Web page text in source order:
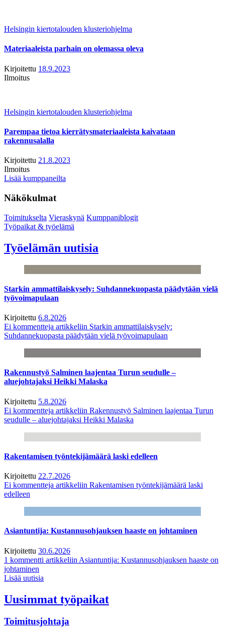
Helsingin kiertotalouden klusteriohjelma
Materiaaleista parhain on olemassa oleva
Kirjoitettu 18.9.2023
Ilmoitus
Helsingin kiertotalouden klusteriohjelma
Parempaa tietoa kierrätysmateriaaleista kaivataan
rakennusalalla
Kirjoitettu 21.8.2023
Ilmoitus
Lisää kumppaneilta
Näkökulmat
Toimitukselta Vieraskynä Kumppaniblogit
Työpaikat & työelämä
Työelämän uutisia
Starkin ammattilaiskysely: Suhdannekuopasta päädytään vielä
työvoimapulaan
Kirjoitettu 6.8.2026
Ei kommentteja artikkeliin Starkin ammattilaiskysely:
Suhdannekuopasta päädytään vielä työvoimapulaan
Rakennustyö Salminen laajentaa Turun seudulle –
aluejohtajaksi Heikki Malaska
Kirjoitettu 5.8.2026
Ei kommentteja artikkeliin Rakennustyö Salminen laajentaa Turun
seudulle – aluejohtajaksi Heikki Malaska
Rakentamisen työntekijämäärä laski edelleen
Kirjoitettu 22.7.2026
Ei kommentteja artikkeliin Rakentamisen työntekijämäärä laski
edelleen
Asiantuntija: Kustannusohjauksen haaste on johtaminen
Kirjoitettu 30.6.2026
1 kommentti artikkeliin Asiantuntija: Kustannusohjauksen haaste on
johtaminen
Lisää uutisia
Uusimmat työpaikat
Toimitusjohtaja